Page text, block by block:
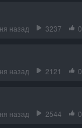
назад 3237 0
назад 2121 0
назад 2544 0